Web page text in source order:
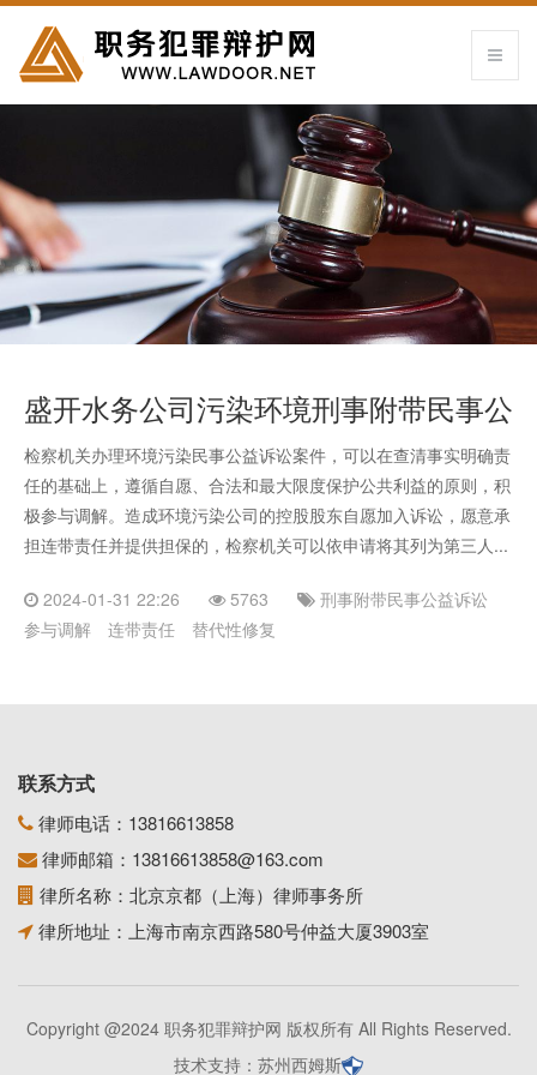
盛开水务公司污染环境刑事附带民事公
益诉讼案
检察机关办理环境污染民事公益诉讼案件，可以在查清事实明确责
任的基础上，遵循自愿、合法和最大限度保护公共利益的原则，积
极参与调解。造成环境污染公司的控股股东自愿加入诉讼，愿意承
担连带责任并提供担保的，检察机关可以依申请将其列为第三人...
2024-01-31 22:26 5763
刑事附带民事公益诉讼
参与调解
连带责任 替代性修复
联系方式
律师电话： 13816613858
律师邮箱： 13816613858@163.com
律所名称：北京京都（上海）律师事务所
律所地址：上海市南京西路580号仲益大厦3903室
Copyright @2024 职务犯罪辩护网 版权所有 All Rights Reserved.
技术支持： 苏州西姆斯